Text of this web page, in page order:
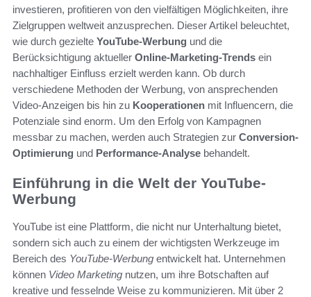
investieren, profitieren von den vielfältigen Möglichkeiten, ihre
Zielgruppen weltweit anzusprechen. Dieser Artikel beleuchtet,
wie durch gezielte YouTube-Werbung und die
Berücksichtigung aktueller Online-Marketing-Trends ein
nachhaltiger Einfluss erzielt werden kann. Ob durch
verschiedene Methoden der Werbung, von ansprechenden
Video-Anzeigen bis hin zu Kooperationen mit Influencern, die
Potenziale sind enorm. Um den Erfolg von Kampagnen
messbar zu machen, werden auch Strategien zur Conversion-
Optimierung und Performance-Analyse behandelt.
Einführung in die Welt der YouTube-
Werbung
YouTube ist eine Plattform, die nicht nur Unterhaltung bietet,
sondern sich auch zu einem der wichtigsten Werkzeuge im
Bereich des YouTube-Werbung entwickelt hat. Unternehmen
können Video Marketing nutzen, um ihre Botschaften auf
kreative und fesselnde Weise zu kommunizieren. Mit über 2